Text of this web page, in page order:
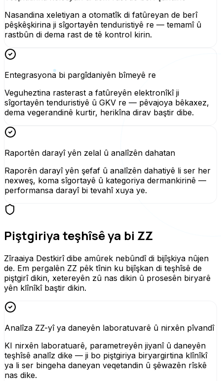
Nasandina xeletiyan a otomatîk di fatûreyan de berî
pêşkêşkirina ji sîgortayên tenduristiyê re — temamî û
rastbûn di dema rast de tê kontrol kirin.
Entegrasyona bi pargîdaniyên bîmeyê re
Veguheztina rasterast a fatûreyên elektronîkî ji
sîgortayên tenduristiyê û GKV re — pêvajoya bêkaxez,
dema vegerandinê kurtir, herikîna dirav baştir dibe.
Raportên darayî yên zelal û analîzên dahatan
Raporên darayî yên şefaf û analîzên dahatiyê li ser her
nexweş, koma sîgortayê û kategoriya dermankirinê —
performansa darayî bi tevahî xuya ye.
Piştgiriya teşhîsê ya bi ZZ
Zîraaiya Destkirî dibe amûrek nebûndî di bijîşkiya nûjen
de. Em pergalên ZZ pêk tînin ku bijîşkan di teşhîsê de
piştgirî dikin, xetereyên zû nas dikin û prosesên biryarê
yên klînîkî baştir dikin.
Analîza ZZ-yî ya daneyên laboratuvarê û nirxên pîvandî
KI nirxên laboratuarê, parametreyên jiyanî û daneyên
teşhîsê analîz dike — ji bo piştgiriya biryargirtina klînîkî
ya li ser bingeha daneyan veqetandin û şêwazên rîskê
nas dike.